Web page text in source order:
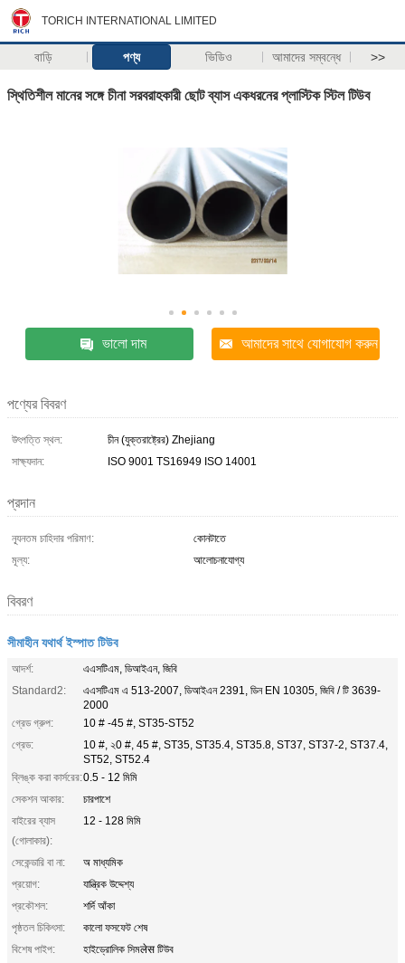
TORICH INTERNATIONAL LIMITED
বাড়ি পণ্য ভিডিও আমাদের সম্বন্ধে >>
স্থিতিশীল মানের সঙ্গে চীনা সরবরাহকারী ছোট ব্যাস একধরনের প্লাস্টিক স্টিল টিউব
ভালো দাম আমাদের সাথে যোগাযোগ করুন
পণ্যের বিবরণ
উৎপত্তি স্থল:
চীন (যুক্তরাষ্ট্রের) Zhejiang
সাক্ষ্যদান:
ISO 9001 TS16949 ISO 14001
প্রদান
ন্যূনতম চাহিদার পরিমাণ:
কোনটাতে
মূল্য:
আলোচনাযোগ্য
বিবরণ
সীমাহীন যথার্থ ইস্পাত টিউব
আদর্শ:
এএসটিএম, ডিআইএন, জিবি
Standard2:
এএসটিএম এ 513-2007, ডিআইএন 2391, ডিন EN 10305, জিবি / টি 3639-
2000
গ্রেড গ্রুপ:
10 # -45 #, ST35-ST52
গ্রেড:
10 #, ২0 #, 45 #, ST35, ST35.4, ST35.8, ST37, ST37-2, ST37.4,
ST52, ST52.4
ব্লিঙ্ক করা কার্সরের:0.5 - 12 মিমি
সেকশন আকার:
চারপাশে
বাইরের ব্যাস
(গোলাকার):
12 - 128 মিমি
সেকেন্ডারি বা না:
অ মাধ্যমিক
প্রয়োগ:
যান্ত্রিক উদ্দেশ্য
প্রকৌশল:
শর্দি আঁকা
পৃষ্ঠতল চিকিৎসা:
কালো ফসফেট শেষ
বিশেষ পাইপ:
হাইড্রোলিক সিমलेस টিউব